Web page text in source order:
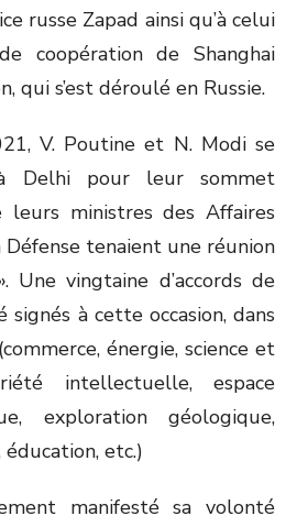
russe Zapad ainsi qu’à celui
coopération de Shanghai
qui s’est déroulé en Russie.
V. Poutine et N. Modi se
Delhi pour leur sommet
leurs ministres des Affaires
tenaient une réunion
vingtaine d’accords de
à cette occasion, dans
énergie, science et
intellectuelle, espace
exploration géologique,
etc.)
manifesté sa volonté